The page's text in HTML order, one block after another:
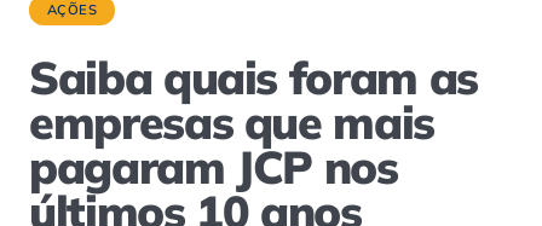
AÇÕES
Saiba quais foram as
empresas que mais
pagaram JCP nos
últimos 10 anos